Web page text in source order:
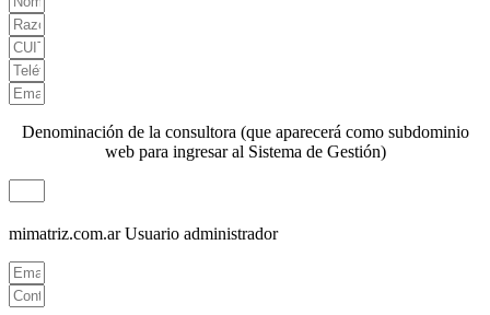
Denominación de la consultora (que aparecerá como subdominio
web para ingresar al Sistema de Gestión)
mimatriz.com.ar Usuario administrador